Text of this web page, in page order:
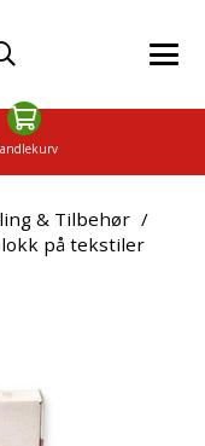
& Tilbehør /
på tekstiler